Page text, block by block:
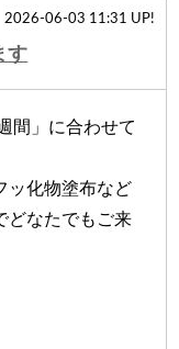
2026-06-03 11:31 UP!
す
間」に合わせて
ッ化物塗布など
どなたでもご来